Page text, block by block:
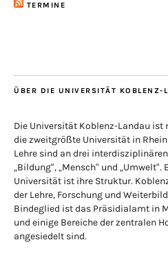
TERMINE
ÜBER DIE UNIVERSITÄT KOBLENZ-
Die Universität Koblenz-Landau ist
die zweitgrößte Universität in
Lehre sind an drei
„Bildung“, „Mensch“ und
Universität ist ihre Struktur.
der Lehre, Forschung und
Bindeglied ist das Präsidialamt in
und einige Bereiche der zentralen
angesiedelt sind.